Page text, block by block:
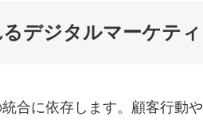
デジタルマーケテ
合に依存します。顧客行動